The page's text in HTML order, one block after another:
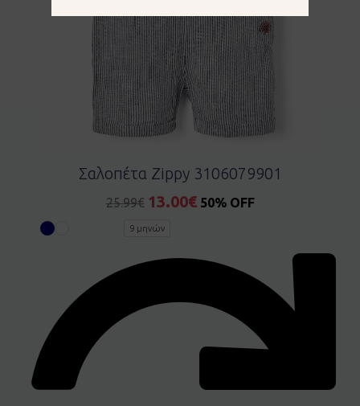
Σαλοπέτα Zippy 3106079901
25.99€ 13.00€ 50% OFF
9 μηνών